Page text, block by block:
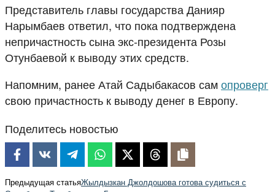
Представитель главы государства Данияр
Нарымбаев ответил, что пока подтверждена
непричастность сына экс-президента Розы
Отунбаевой к выводу этих средств.
Напомним, ранее Атай Садыбакасов самопроверг
свою причастность к выводу денег в Европу.
Поделитесь новостью
Предыдущая статьяЖылдызкан Джолдошова готова судиться с